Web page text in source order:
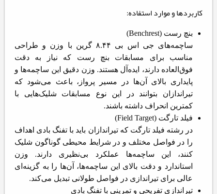
کاربردها و موارد استفاده:
بنچ رست (Benchrest)
ساچمه‌های جی اس بی ۸.۴۴ گرین با وزن و طراحی
مناسب برای مسابقات بنچ رست که نیاز به دقت
فوق‌العاده دارند، ایده‌آل هستند. وزن دقیق این ساچمه‌ها و
پایداری بالای آن‌ها در مسیر پرواز، باعث می‌شود که
تیراندازان بتوانند در این نوع مسابقات شلیک‌هایی با
کمترین انحراف داشته باشند.
فیلد تارگت (Field Target)
در رشته فیلد تارگت که تیراندازان باید با تفنگ بادی اهداف
را در فواصل مختلف و در شرایط محیطی گوناگون شلیک
کنند، این ساچمه‌ها عملکرد بی‌نظیری دارند. وزن
استاندارد و دقت بالای این ساچمه‌ها، آن‌ها را به گزینه‌ای
عالی برای تیراندازی در فواصل طولانی تبدیل می‌کند.
تیراندازی تفریحی و تمرینی با تفنگ بادی